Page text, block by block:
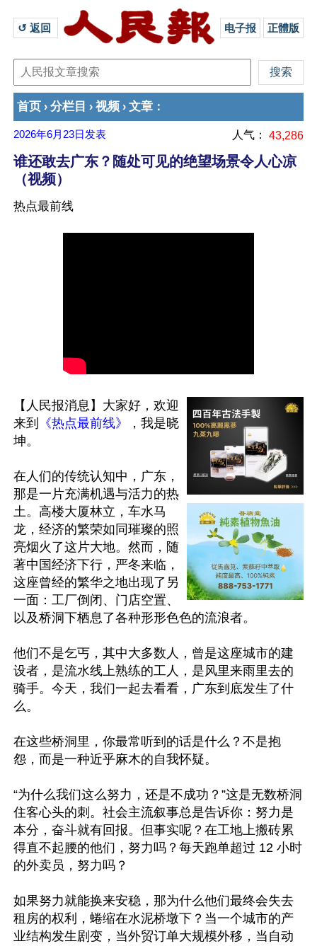
↺ 返回 电子报 正體版
首页 › 分栏目 › 视频 › 文章 ：
2026年6月23日 发表 人气： 43,286
谁还敢去广东？随处可见的绝望场景令人心凉
（视频）
热点最前线
【人民报消息】大家好，欢迎
来到
《热点最前线》
，我是晓
坤。
在人们的传统认知中，广东，
那是一片充满机遇与活力的热
土。高楼大厦林立，车水马
龙，经济的繁荣如同璀璨的照
亮烟火了这片大地。然而，随
著中国经济下行，严冬来临，
这座曾经的繁华之地出现了另
一面：工厂倒闭、门店空置、
以及桥洞下栖息了各种形形色色的流浪者。
他们不是乞丐，其中大多数人，曾是这座城市的建
设者，是流水线上熟练的工人，是风里来雨里去的
骑手。今天，我们一起去看看，广东到底发生了什
么。
在这些桥洞里，你最常听到的话是什么？不是抱
怨，而是一种近乎麻木的自我怀疑。
“为什么我们这么努力，还是不成功？”这是无数桥洞
住客心头的刺。社会主流叙事总是告诉你：努力是
本分，奋斗就有回报。但事实呢？在工地上搬砖累
得直不起腰的他们，努力吗？每天跑单超过 12 小时
的外卖员，努力吗？
如果努力就能换来安稳，那为什么他们最终会失去
租房的权利，蜷缩在水泥桥墩下？当一个城市的产
业结构发生剧变，当外贸订单大规模外移，当自动